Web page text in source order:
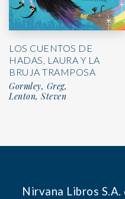
LOS CUENTOS DE
HADAS, LAURA Y LA
BRUJA TRAMPOSA
Gormley, Greg,
Lenton, Steven
Nirvana Libros S.A.